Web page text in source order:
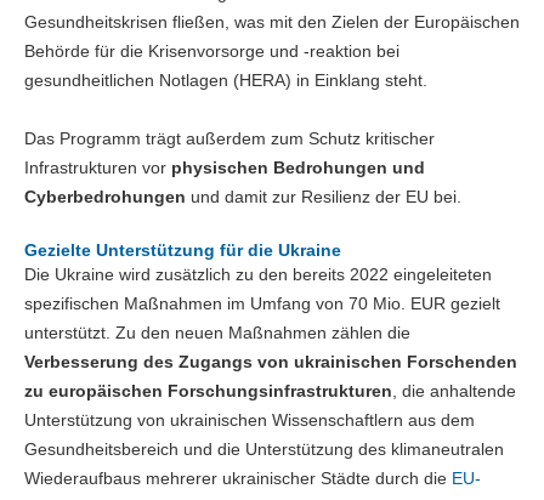
Gesundheitskrisen fließen, was mit den Zielen der Europäischen
Behörde für die Krisenvorsorge und -reaktion bei
gesundheitlichen Notlagen (HERA) in Einklang steht.
Das Programm trägt außerdem zum Schutz kritischer
Infrastrukturen vor physischen Bedrohungen und
Cyberbedrohungen und damit zur Resilienz der EU bei.
Gezielte Unterstützung für die Ukraine
Die Ukraine wird zusätzlich zu den bereits 2022 eingeleiteten
spezifischen Maßnahmen im Umfang von 70 Mio. EUR gezielt
unterstützt. Zu den neuen Maßnahmen zählen die
Verbesserung des Zugangs von ukrainischen Forschenden
zu europäischen Forschungsinfrastrukturen, die anhaltende
Unterstützung von ukrainischen Wissenschaftlern aus dem
Gesundheitsbereich und die Unterstützung des klimaneutralen
Wiederaufbaus mehrerer ukrainischer Städte durch die EU-